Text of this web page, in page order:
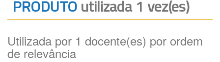
Canais
PRODUTOutilizada 1 vez(es)
Utilizada por 1 docente(es) por ordem
de relevância